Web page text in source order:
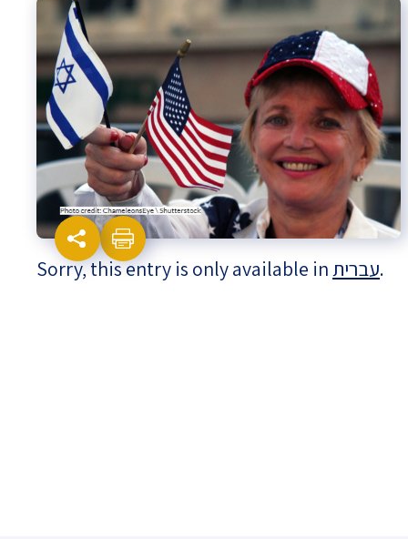
Israel-China Relations
Sorry, this entry is only available inעברית.